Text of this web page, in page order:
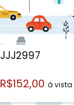
JJJ2997
R$152,00 á vista